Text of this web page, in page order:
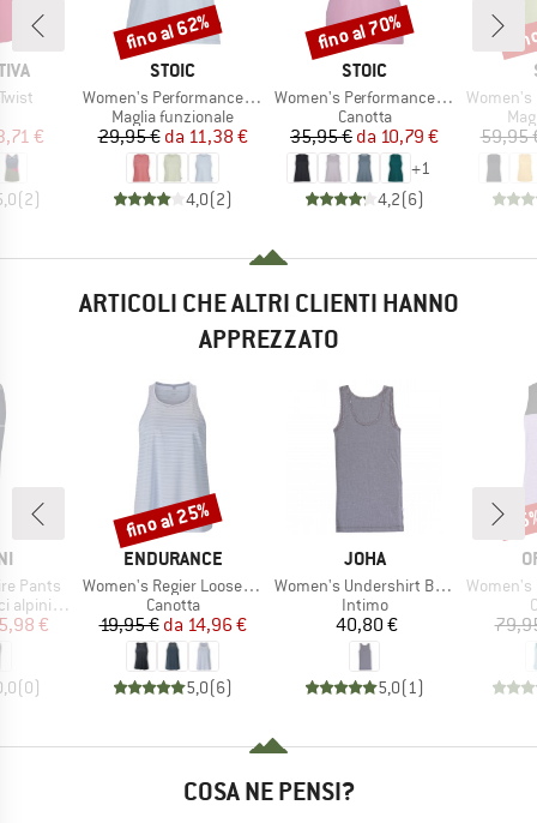
ridotto
€
(2)
MARCHIO
STOIC
Articolo
Women's PerformanceMerino BorgholmSt. Tank
Gruppo di prodotti
Maglia funzionale
Prezzo
29,95 € Prezzo ridotto
da 11,38 €
4,0(2)
Sconto
fino al 62%
MARCHIO
STOIC
Articolo
Women's PerformanceMerino SpikenSt. Tank
Gruppo di prodotti
Canotta
Prezzo
35,95 € Prezzo ridotto
da 10,79 €
+1
4,2(6)
Sconto
fino al 70%
Articolo
Women's
59,95
ARTICOLI CHE ALTRI CLIENTI HANNO
APPREZZATO
Pants
ridotto
€
(0)
MARCHIO
ENDURANCE
Articolo
Women's Regier Loose Fit Top
Gruppo di prodotti
Canotta
Prezzo
19,95 € Prezzo ridotto
da 14,96 €
5,0(6)
Sconto
fino al 25%
MARCHIO
JOHA
Articolo
Women's Undershirt Bamboo
Gruppo di prodotti
Intimo
Prezzo
40,80 €
5,0(1)
Articolo
Women's
COSA NE PENSI?